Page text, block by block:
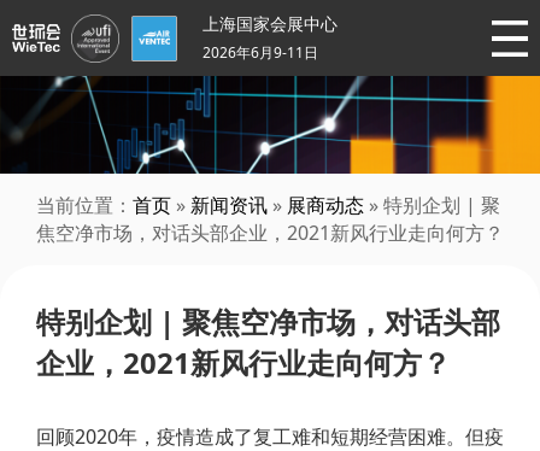
上海国家会展中心
2026年6月9-11日
当前位置： 首页 » 新闻资讯 » 展商动态 » 特别企划 | 聚
焦空净市场，对话头部企业，2021新风行业走向何方？
特别企划 | 聚焦空净市场，对话头部
企业，2021新风行业走向何方？
回顾2020年，疫情造成了复工难和短期经营困难。但疫